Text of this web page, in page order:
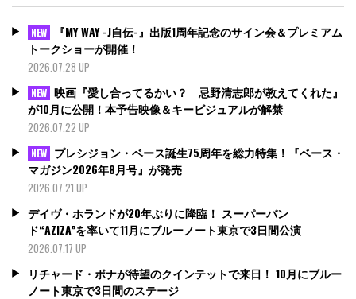
NEW
『MY WAY -J自伝-』出版1周年記念のサイン会＆プレミアム
トークショーが開催！
2026.07.28 UP
NEW 映画『愛し合ってるかい？ 忌野清志郎が教えてくれた』
が10月に公開！本予告映像＆キービジュアルが解禁
2026.07.22 UP
NEW プレシジョン・ベース誕生75周年を総力特集！『ベース・
マガジン2026年8月号』が発売
2026.07.21 UP
デイヴ・ホランドが20年ぶりに降臨！ スーパーバン
ド“AZIZA”を率いて11月にブルーノート東京で3日間公演
2026.07.17 UP
リチャード・ボナが待望のクインテットで来日！ 10月にブルー
ノート東京で3日間のステージ